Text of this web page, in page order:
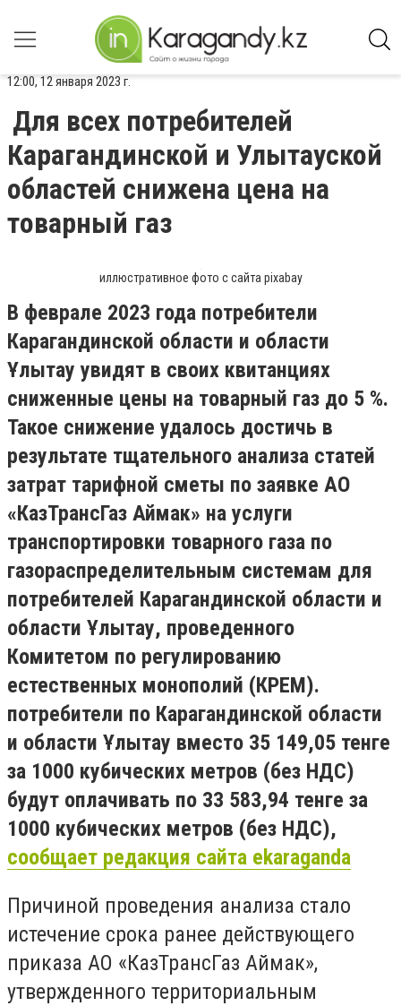
12:00, 12 января 2023 г.
Для всех потребителей
Карагандинской и Улытауской
областей снижена цена на
товарный газ
иллюстративное фото с сайта pixabay
В феврале 2023 года потребители
Карагандинской области и области
Ұлытау увидят в своих квитанциях
сниженные цены на товарный газ до 5 %.
Такое снижение удалось достичь в
результате тщательного анализа статей
затрат тарифной сметы по заявке АО
«КазТрансГаз Аймак» на услуги
транспортировки товарного газа по
газораспределительным системам для
потребителей Карагандинской области и
области Ұлытау, проведенного
Комитетом по регулированию
естественных монополий (КРЕМ).
потребители по Карагандинской области
и области Ұлытау вместо 35 149,05 тенге
за 1000 кубических метров (без НДС)
будут оплачивать по 33 583,94 тенге за
1000 кубических метров (без НДС),
сообщает редакция сайта ekaraganda
Причиной проведения анализа стало
истечение срока ранее действующего
приказа АО «КазТрансГаз Аймак»,
утвержденного территориальным